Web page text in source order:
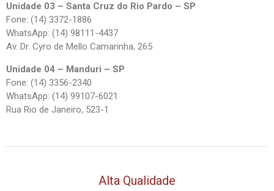
Unidade 03 – Santa Cruz do Rio Pardo – SP
Fone: (14) 3372-1886
WhatsApp: (14) 98111-4437
Av. Dr. Cyro de Mello Camarinha, 265
Unidade 04 – Manduri – SP
Fone: (14) 3356-2340
WhatsApp: (14) 99107-6021
Rua Rio de Janeiro, 523-1
Alta Qualidade